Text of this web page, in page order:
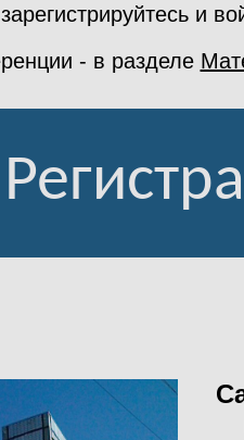
и
- в разделе